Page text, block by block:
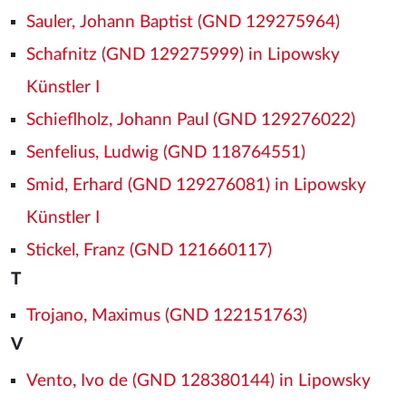
Sauler, Johann Baptist (GND 129275964)
Schafnitz (GND 129275999) in Lipowsky
Künstler I
Schieflholz, Johann Paul (GND 129276022)
Senfelius, Ludwig (GND 118764551)
Smid, Erhard (GND 129276081) in Lipowsky
Künstler I
Stickel, Franz (GND 121660117)
T
Trojano, Maximus (GND 122151763)
V
Vento, Ivo de (GND 128380144) in Lipowsky